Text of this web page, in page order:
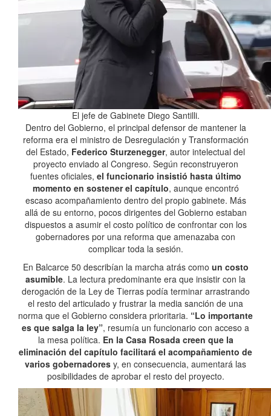
El jefe de Gabinete Diego Santilli.
Dentro del Gobierno, el principal defensor de mantener la
reforma era el ministro de Desregulación y Transformación
del Estado, Federico Sturzenegger, autor intelectual del
proyecto enviado al Congreso. Según reconstruyeron
fuentes oficiales, el funcionario insistió hasta último
momento en sostener el capítulo, aunque encontró
escaso acompañamiento dentro del propio gabinete. Más
allá de su entorno, pocos dirigentes del Gobierno estaban
dispuestos a asumir el costo político de confrontar con los
gobernadores por una reforma que amenazaba con
complicar toda la sesión.
En Balcarce 50 describían la marcha atrás como un costo
asumible. La lectura predominante era que insistir con la
derogación de la Ley de Tierras podía terminar arrastrando
el resto del articulado y frustrar la media sanción de una
norma que el Gobierno considera prioritaria. “Lo importante
es que salga la ley”, resumía un funcionario con acceso a
la mesa política. En la Casa Rosada creen que la
eliminación del capítulo facilitará el acompañamiento de
varios gobernadores y, en consecuencia, aumentará las
posibilidades de aprobar el resto del proyecto.